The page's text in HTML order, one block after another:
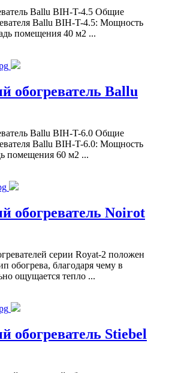
Ballu BIH-T-4.5 Общие
Ballu BIH-T-4.5: Мощность
помещения 40 м2 ...
обогреватель Ballu
Ballu BIH-T-6.0 Общие
Ballu BIH-T-6.0: Мощность
помещения 60 м2 ...
обогреватель Noirot
серии Royat-2 положен
обогрева, благодаря чему в
ощущается тепло ...
обогреватель Stiebel